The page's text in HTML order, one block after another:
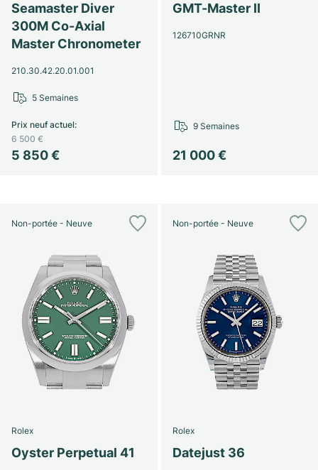
Seamaster Diver
300M Co-Axial
Master Chronometer
210.30.42.20.01.001
5 850 €
Prix neuf actuel:
6 500 €
5 Semaines
GMT-Master II
126710GRNR
21 000 €
9 Semaines
Non-portée - Neuve
Rolex
Oyster Perpetual 41
Non-portée - Neuve
Rolex
Datejust 36